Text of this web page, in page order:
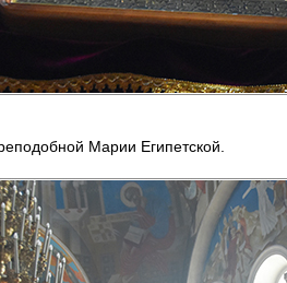
Марии Египетской.